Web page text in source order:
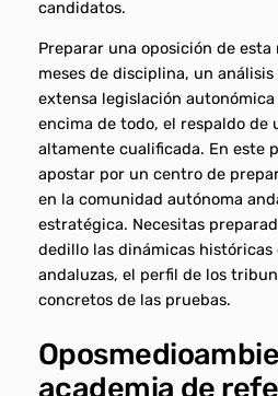
candidatos.
Preparar una oposición de
meses de disciplina, un
extensa legislación
encima de todo, el respaldo de
altamente cualificada. En este
apostar por un centro de
en la comunidad autónoma
estratégica. Necesitas
dedillo las dinámicas históricas
andaluzas, el perfil de los
concretos de las pruebas.
academia de